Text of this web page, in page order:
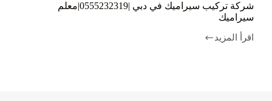
شركة تركيب سيراميك في دبي |0555232319|معلم
سيراميك
اقرأ المزيد
شركة